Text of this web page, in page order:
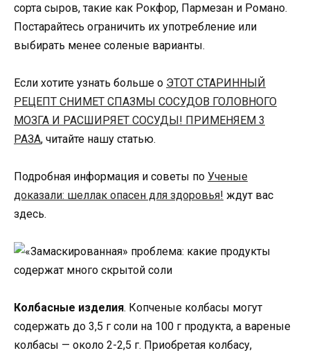
сорта сыров, такие как Рокфор, Пармезан и Романо.
Постарайтесь ограничить их употребление или
выбирать менее соленые варианты.
Если хотите узнать больше о ЭТОТ СТАРИННЫЙ
РЕЦЕПТ СНИМЕТ СПАЗМЫ СОСУДОВ ГОЛОВНОГО
МОЗГА И РАСШИРЯЕТ СОСУДЫ! ПРИМЕНЯЕМ 3
РАЗА, читайте нашу статью.
Подробная информация и советы по Ученые
доказали: шеллак опасен для здоровья! ждут вас
здесь.
Колбасные изделия. Копченые колбасы могут
содержать до 3,5 г соли на 100 г продукта, а вареные
колбасы — около 2-2,5 г. Приобретая колбасу,